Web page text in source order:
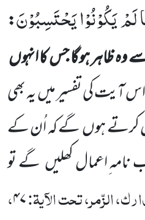
لَمْ یَكُوْنُوْا یَحْتَسِبُوْنَ:
ظاہر ہوگا جس کا انہوں
اس آیت کی تفسیر میںیہ بھی
کرتے ہوںگے کہ اُن کے
نامہ ِاعمال کھلیںگے تو
الزّمر، تحت الآیۃ:۴۷،